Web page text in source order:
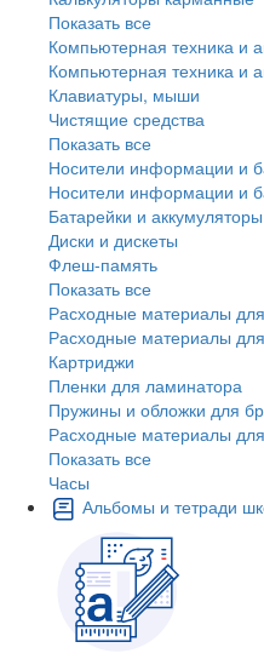
Показать все
Компьютерная техника и
Компьютерная техника и
Клавиатуры, мыши
Чистящие средства
Показать все
Носители информации и
Носители информации и
Батарейки и аккумуляторы
Диски и дискеты
Флеш-память
Показать все
Расходные материалы
Расходные материалы
Картриджи
Пленки для ламинатора
Пружины и обложки для
Расходные материалы
Показать все
Часы
Альбомы и тетради